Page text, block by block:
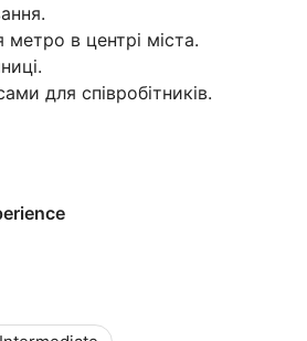
метро в центрі міста.
для співробітників.